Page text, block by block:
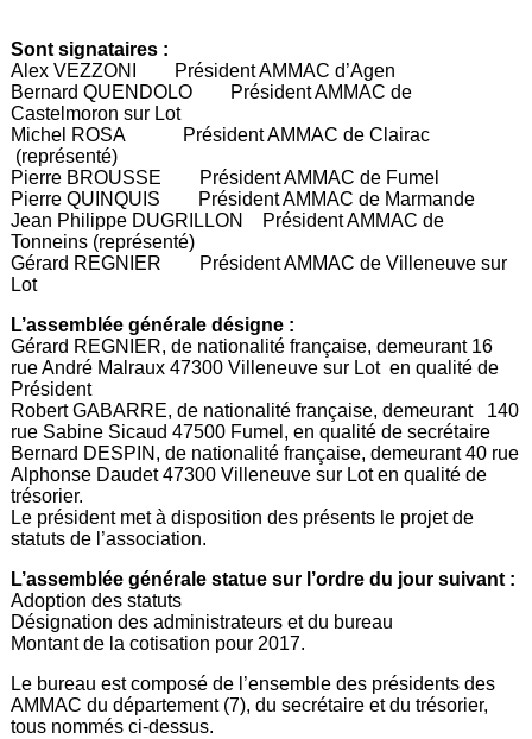
Sont signataires :
Alex VEZZONI Président AMMAC d’Agen
Bernard QUENDOLO Président AMMAC de
Castelmoron sur Lot
Michel ROSA Président AMMAC de Clairac
(représenté)
Pierre BROUSSE Président AMMAC de Fumel
Pierre QUINQUIS Président AMMAC de Marmande
Jean Philippe DUGRILLON Président AMMAC de
Tonneins (représenté)
Gérard REGNIER Président AMMAC de Villeneuve sur
Lot
L’assemblée générale désigne :
Gérard REGNIER, de nationalité française, demeurant 16
rue André Malraux 47300 Villeneuve sur Lot en qualité de
Président
Robert GABARRE, de nationalité française, demeurant 140
rue Sabine Sicaud 47500 Fumel, en qualité de secrétaire
Bernard DESPIN, de nationalité française, demeurant 40 rue
Alphonse Daudet 47300 Villeneuve sur Lot en qualité de
trésorier.
Le président met à disposition des présents le projet de
statuts de l’association.
L’assemblée générale statue sur l’ordre du jour suivant :
Adoption des statuts
Désignation des administrateurs et du bureau
Montant de la cotisation pour 2017.
Le bureau est composé de l’ensemble des présidents des
AMMAC du département (7), du secrétaire et du trésorier,
tous nommés ci-dessus.